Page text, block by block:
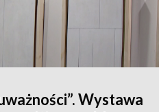
Wystawa